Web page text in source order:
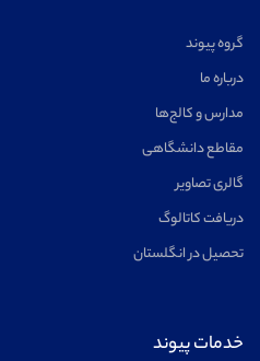
گروه پیوند
درباره ما
مدارس و کالج‌ها
مقاطع دانشگاهی
گالری تصاویر
دریافت کاتالوگ
تحصیل در انگلستان
خدمات پیوند